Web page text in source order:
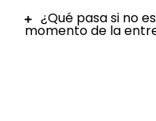
¿Qué pasa si no
momento de la